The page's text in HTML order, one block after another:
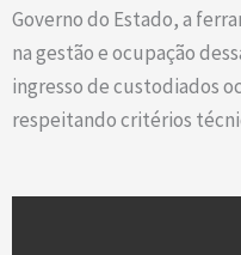
Governo do Estado, a
na gestão e ocupação
ingresso de custodiados
respeitando critérios